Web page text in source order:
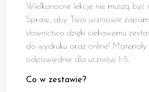
Wielkanocne lekcje nie muszą być
Spraw, aby Twoi uczniowie
słownictwo dzięki ciekawemu
do wydruku oraz online! Materiały
odpowiednie dla uczniów 1-5.
Co w zestawie?